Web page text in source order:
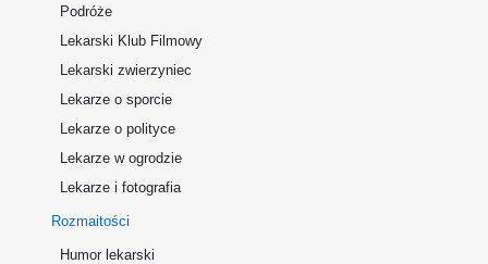
Podróże
Lekarski Klub Filmowy
Lekarski zwierzyniec
Lekarze o sporcie
Lekarze o polityce
Lekarze w ogrodzie
Lekarze i fotografia
Rozmaitości
Humor lekarski